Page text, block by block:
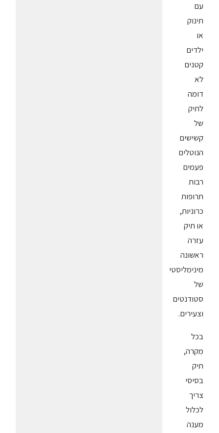
עם
תינוק
או
ילדים
קטנים
לא
דומה
לתיק
של
קשישים
הנוטלים
פעמים
רבות
תרופות
כרוניות,
או תיק
עזרה
ראשונה
מינימליסטי
של
סטודנטים
וצעירים.
בכל
מקרה,
תיק
בסיסי
צריך
לכלול
מענה